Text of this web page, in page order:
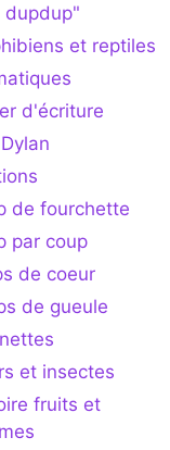
dupdup"
et reptiles
d'écriture
de fourchette
par coup
de coeur
de gueule
et insectes
fruits et